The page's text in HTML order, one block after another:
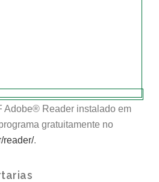
Adobe® Reader instalado em
gratuitamente no
reader/.